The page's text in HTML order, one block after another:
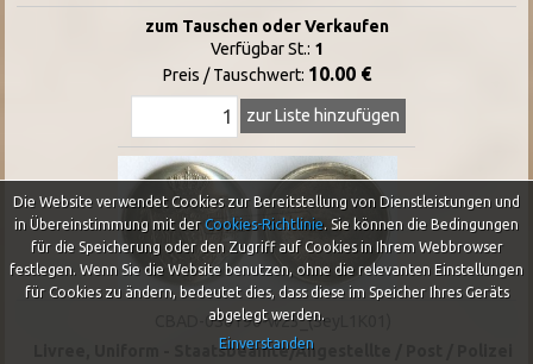
zum Tauschen oder Verkaufen
Verfügbar St.: 1
Preis / Tauschwert: 10.00 €
zur Liste hinzufügen
CBAD-0S0190-w23_(SeyL1K01)
Livree, Uniform - Staatsbeamte/Angestellte / Post / Polizei
Die Website verwendet Cookies zur Bereitstellung von Dienstleistungen und
in Übereinstimmung mit der Cookies-Richtlinie. Sie können die Bedingungen
für die Speicherung oder den Zugriff auf Cookies in Ihrem Webbrowser
festlegen. Wenn Sie die Website benutzen, ohne die relevanten Einstellungen
für Cookies zu ändern, bedeutet dies, dass diese im Speicher Ihres Geräts
abgelegt werden.
Einverstanden